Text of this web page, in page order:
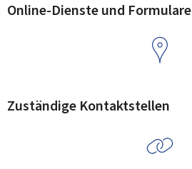
Online-Dienste und Formulare
Zuständige Kontaktstellen